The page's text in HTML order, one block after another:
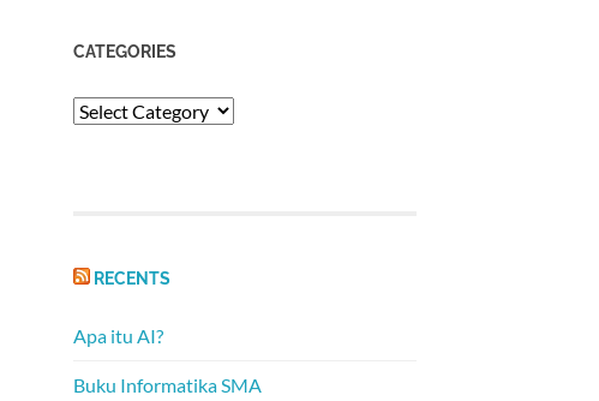
CATEGORIES
Categories
RECENTS
Apa itu AI?
Buku Informatika SMA